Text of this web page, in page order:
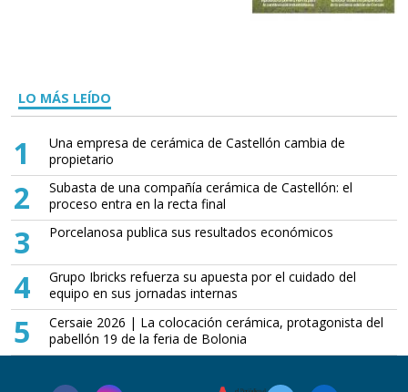
LO MÁS LEÍDO
1
Una empresa de cerámica de Castellón cambia de
propietario
2
Subasta de una compañía cerámica de Castellón: el
proceso entra en la recta final
3 Porcelanosa publica sus resultados económicos
4
Grupo Ibricks refuerza su apuesta por el cuidado del
equipo en sus jornadas internas
5
Cersaie 2026 | La colocación cerámica, protagonista del
pabellón 19 de la feria de Bolonia